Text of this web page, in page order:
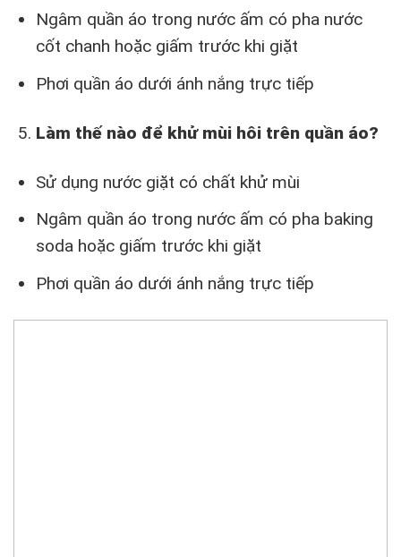
Ngâm quần áo trong nước ấm có pha nước
cốt chanh hoặc giấm trước khi giặt
Phơi quần áo dưới ánh nắng trực tiếp
Làm thế nào để khử mùi hôi trên quần áo?
Sử dụng nước giặt có chất khử mùi
Ngâm quần áo trong nước ấm có pha baking
soda hoặc giấm trước khi giặt
Phơi quần áo dưới ánh nắng trực tiếp